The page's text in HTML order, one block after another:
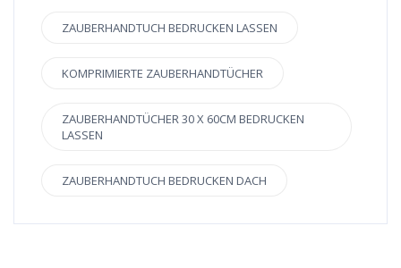
ZAUBERHANDTUCH BEDRUCKEN LASSEN
KOMPRIMIERTE ZAUBERHANDTÜCHER
ZAUBERHANDTÜCHER 30 X 60CM BEDRUCKEN
LASSEN
ZAUBERHANDTUCH BEDRUCKEN DACH